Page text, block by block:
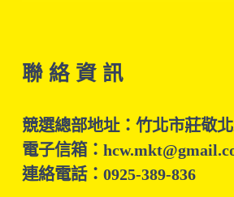
聯 絡 資 訊
競選總部地址：竹北市莊敬
電子信箱：
連絡電話：0925-389-836